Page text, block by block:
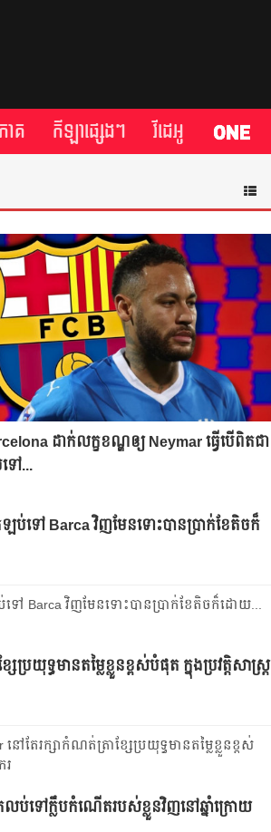
ាគ កីឡា​ផ្សេង​ៗ វីដេអូ
ដាក់​លក្ខខណ្ឌ​ឲ្យ Neymar ធ្វើ​​បើ​ពិតជា​
ៅ...
ប់​ទៅ Barca វិញ​មែន​ទោះ​បាន​ប្រាក់​ខែ​តិច​ក៏​
ៅ Barca វិញ​មែន​ទោះ​បាន​ប្រាក់​ខែ​តិច​ក៏​ដោយ​​...
ប្រយុទ្ធ​​មាន​តម្លៃ​ខ្លួន​ខ្ពស់​បំផុត​​ ក្នុង​ប្រវត្តិសាស្ត្រ​
តែ​រក្សា​កំណត់​ត្រា​ខ្សែប្រយុទ្ធ​​មាន​តម្លៃ​ខ្លួន​ខ្ពស់​
រ​
លប់​ទៅ​ក្លឹប​កំណើត​របស់​ខ្លួន​វិញ​នៅ​ឆ្នាំ​ក្រោយ